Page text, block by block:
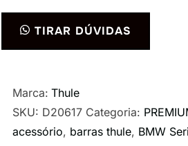
Rack
Rail
7206
para
TIRAR DÚVIDAS
Marca: Thule
SKU: D20617 Categoria:
acessório, barras thule, BMW